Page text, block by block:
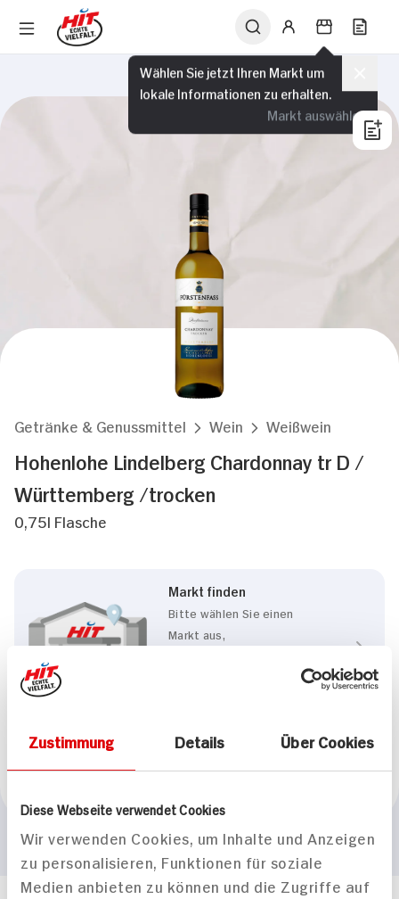
Zustimmung Details Über Cookies
Diese Webseite verwendet Cookies
Wir verwenden Cookies, um Inhalte und Anzeigen
zu personalisieren, Funktionen für soziale
Medien anbieten zu können und die Zugriffe auf
Wählen Sie jetzt Ihren Markt um
lokale Informationen zu erhalten.
Markt auswählen
Getränke & Genussmittel Wein Weißwein
Hohenlohe Lindelberg Chardonnay tr D /
Württemberg /trocken
0,75l Flasche
Markt finden
Bitte wählen Sie einen
Markt aus,
Marke